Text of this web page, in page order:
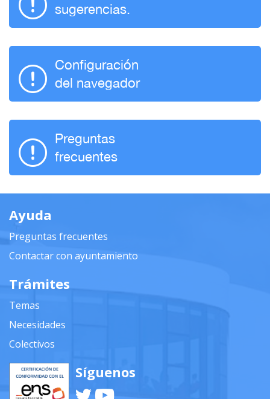
sugerencias.
Configuración
del navegador
Preguntas
frecuentes
Ayuda
Preguntas frecuentes
Contactar con ayuntamiento
Trámites
Temas
Necesidades
Colectivos
Síguenos